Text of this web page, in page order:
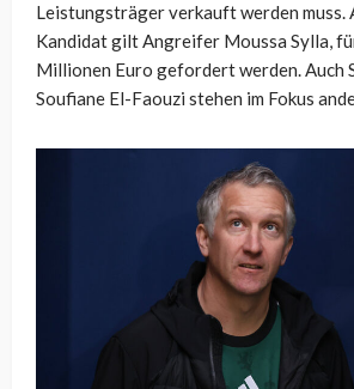
Leistungsträger verkauft werden muss.
Kandidat gilt Angreifer Moussa Sylla,
Millionen Euro gefordert werden. Auch
Soufiane El-Faouzi stehen im Fokus